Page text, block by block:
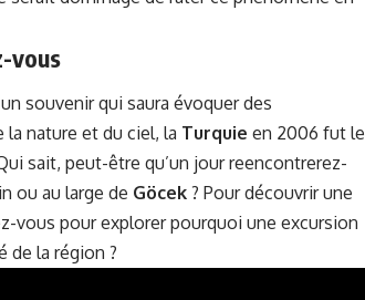
vous
souvenir qui saura évoquer des
la nature et du ciel, la Turquie en 2006 fut le
sait, peut-être qu’un jour reencontrerez-
ou au large de Göcek ? Pour découvrir une
vous pour explorer pourquoi une excursion
de la région ?